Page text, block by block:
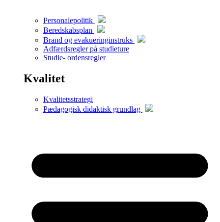
Personalepolitik
Beredskabsplan
Brand og evakueringinstruks
Adfærdsregler på studieture
Studie- ordensregler
Kvalitet
Kvalitetsstrategi
Pædagogisk didaktisk grundlag